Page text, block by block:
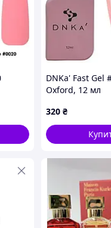
DNKa' Fast Gel
Oxford, 12 мл
320 ₴